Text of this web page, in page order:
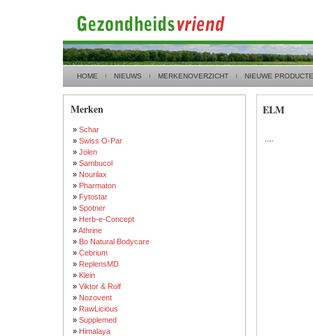
HOME NIEUWS MERKENOVERZICHT NIEUWE
Merken
» Schar
» Swiss O-Par
» Jolen
» Sambucol
» Nourilax
» Pharmaton
» Fytostar
» Spotner
» Herb-e-Concept
»Athrine
» Bo Natural Bodycare
» Cebrium
» ReplensMD
» Klein
» Viktor & Rolf
» Nozovent
» RawLicious
» Supplemed
» Himalaya
ELM